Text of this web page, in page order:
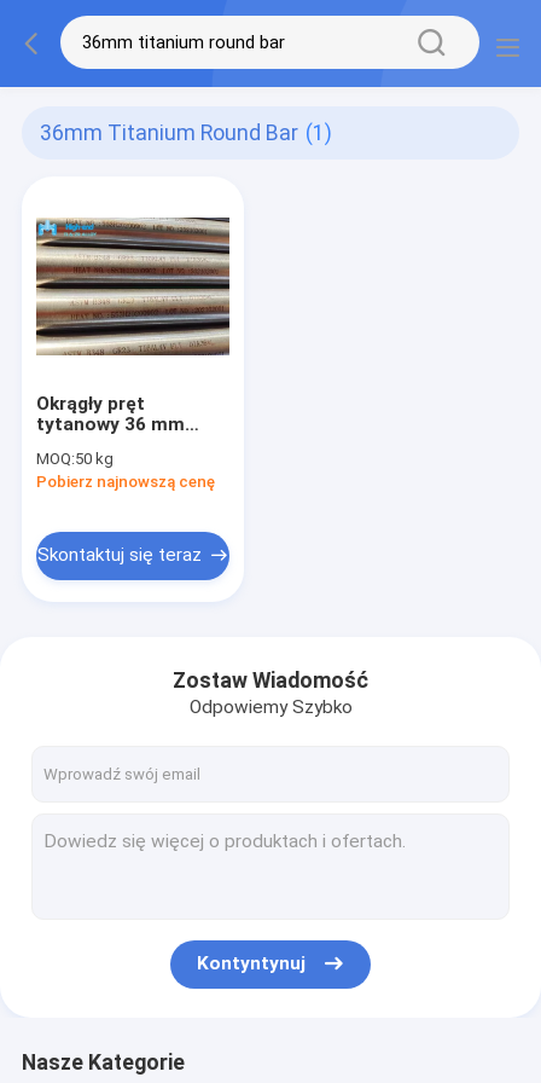
36mm Titanium Round Bar (1)
Okrągły pręt
tytanowy 36 mm
6Al4V ELI
MOQ:50 kg
Pobierz najnowszą cenę
Skontaktuj się teraz
Zostaw Wiadomość
Odpowiemy Szybko
Kontyntynuj
Nasze Kategorie